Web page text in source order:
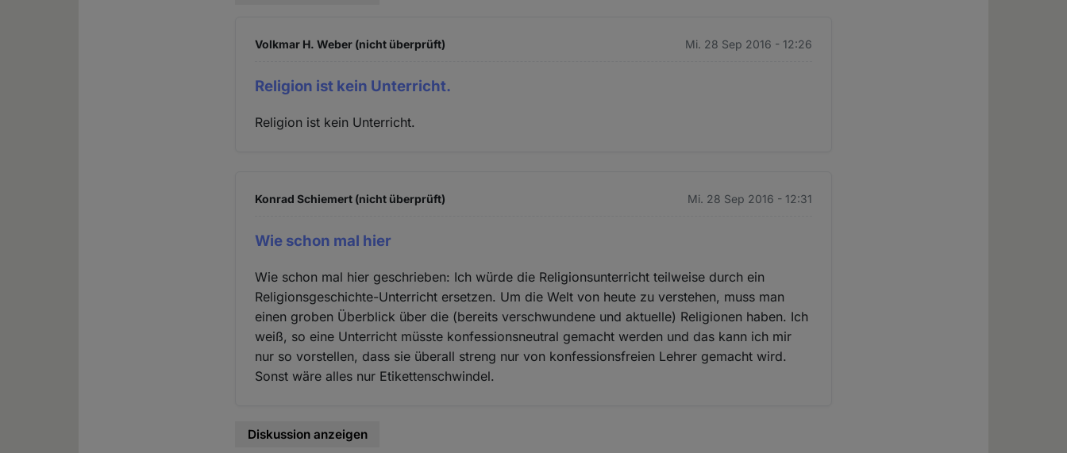
Volkmar H. Weber (nicht überprüft) Mi. 28 Sep 2016 - 12:26
Religion ist kein Unterricht.
Religion ist kein Unterricht.
Konrad Schiemert (nicht überprüft) Mi. 28 Sep 2016 - 12:31
Wie schon mal hier
Wie schon mal hier geschrieben: Ich würde die Religionsunterricht teilweise durch ein
Religionsgeschichte-Unterricht ersetzen. Um die Welt von heute zu verstehen, muss man
einen groben Überblick über die (bereits verschwundene und aktuelle) Religionen haben. Ich
weiß, so eine Unterricht müsste konfessionsneutral gemacht werden und das kann ich mir
nur so vorstellen, dass sie überall streng nur von konfessionsfreien Lehrer gemacht wird.
Sonst wäre alles nur Etikettenschwindel.
Diskussion anzeigen